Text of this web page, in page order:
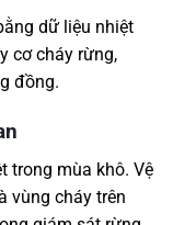
dữ liệu nhiệt
cơ cháy rừng,
đồng.
trong mùa khô. Vệ
vùng cháy trên